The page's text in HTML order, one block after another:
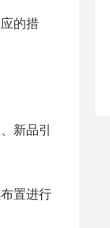
的措
新品引
置进行